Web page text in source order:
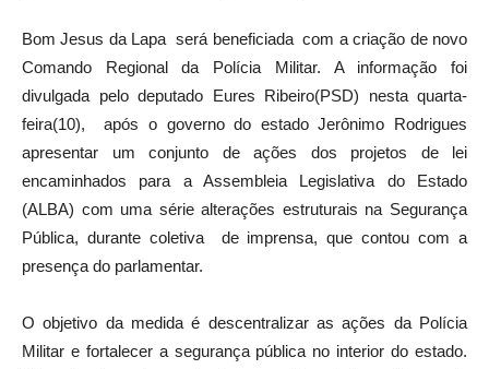
Bom Jesus da Lapa será beneficiada com a criação de novo
Comando Regional da Polícia Militar. A informação foi
divulgada pelo deputado Eures Ribeiro(PSD) nesta quarta-
feira(10), após o governo do estado Jerônimo Rodrigues
apresentar um conjunto de ações dos projetos de lei
encaminhados para a Assembleia Legislativa do Estado
(ALBA) com uma série alterações estruturais na Segurança
Pública, durante coletiva de imprensa, que contou com a
presença do parlamentar.
O objetivo da medida é descentralizar as ações da Polícia
Militar e fortalecer a segurança pública no interior do estado.